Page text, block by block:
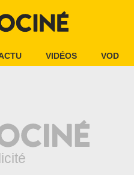
VIDÉOS VOD